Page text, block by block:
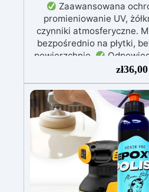
Zaawansowana
promieniowanie UV,
czynniki atmosferyczne.
bezpośrednio na płytki,
powierzchnie.
intensywnie
formuła, idealna do
najwyższej trwałości.
personalizowane
kolorystyce RAL lub
połysku. Kryjąca już
Uniwersalna: Doskonała
magazynów oraz do
przygotowanej stali.
bezpieczeństwo: Zgodna
zł36,00